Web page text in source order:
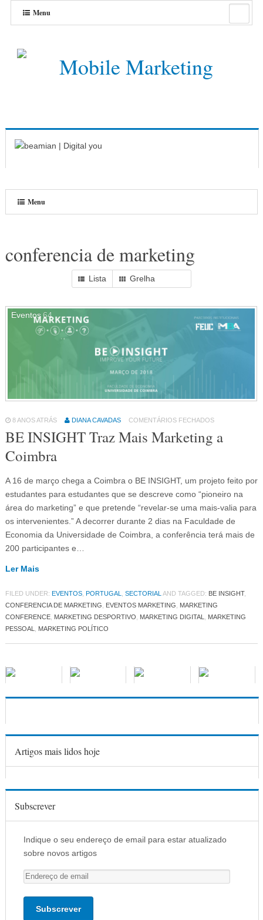
Menu
Menu
conferencia de marketing
Lista Grelha
Eventos64
8 ANOS ATRÁS DIANA CAVADAS COMENTÁRIOS FECHADOS
BE INSIGHT Traz Mais Marketing a
Coimbra
A 16 de março chega a Coimbra o BE INSIGHT, um projeto feito por
estudantes para estudantes que se descreve como “pioneiro na
área do marketing” e que pretende “revelar-se uma mais-valia para
os intervenientes.” A decorrer durante 2 dias na Faculdade de
Economia da Universidade de Coimbra, a conferência terá mais de
200 participantes e…
Ler Mais
FILED UNDER: EVENTOS, PORTUGAL SECTORIAL AND TAGGED: BE INSIGHT,
CONFERENCIA DE MARKETING
EVENTOS MARKETING
MARKETING
CONFERENCE, MARKETING DESPORTIVO MARKETING DIGITAL
MARKETING
PESSOAL
MARKETING POLÍTICO
Artigos mais lidos hoje
Subscrever
Indique o seu endereço de email para estar atualizado
sobre novos artigos
E
n
d